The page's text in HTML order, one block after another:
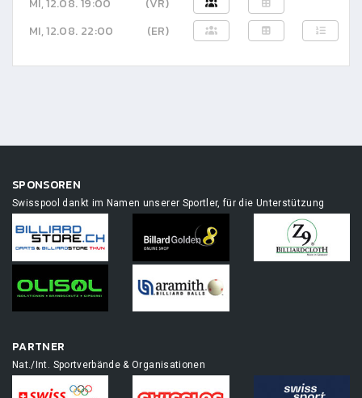
MI, 12.08. 19:00
(VR)
MI, 12.08. 22:00
(ER)
SPONSOREN
Swisspool dankt im Namen unserer Sportler, für die Unterstützung
PARTNER
Nat./Int. Sportverbände & Organisationen